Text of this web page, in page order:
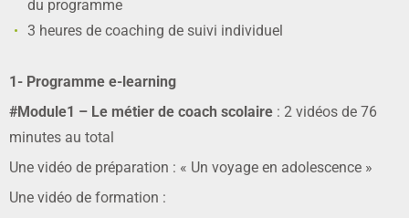
du programme
3 heures de coaching de suivi individuel
1- Programme e-learning
#Module1 – Le métier de coach scolaire : 2 vidéos de 76
minutes au total
Une vidéo de préparation : « Un voyage en adolescence »
Une vidéo de formation :